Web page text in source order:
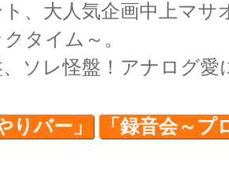
、大人気企画中上マサ
タイム～。
ソレ怪盤！アナログ愛
りバー」 「録音会～